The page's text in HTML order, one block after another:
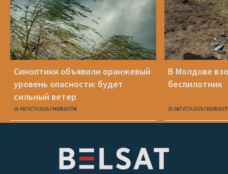
Синоптики объявили оранжевый
уровень опасности: будет
сильный ветер
10 АВГУСТА 2026 НОВОСТИ
В Молдове
беспилотник
10 АВГУСТА 2026